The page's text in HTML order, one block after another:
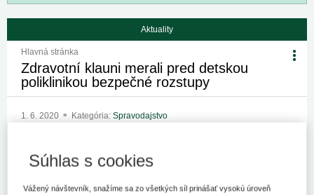
Aktuality
Hlavná stránka
Zdravotní klauni merali pred detskou
poliklinikou bezpečné rozstupy
1. 6. 2020 Kategória: Spravodajstvo
dopoludnia zdravotní klauni pred budovou detskej polikliniky
Fakultnej nemocnice s poliklinikou (FNsP) v Žiline, kde zároveň
bublifukom dezinfikovali ovzdušie.
Súhlas s cookies
Vážený návštevník, snažíme sa zo všetkých síl prinášať vysokú úroveň